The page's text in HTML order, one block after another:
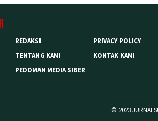
REDAKSI
PRIVACY POLICY
TENTANG KAMI
KONTAK KAMI
PEDOMAN MEDIA SIBER
© 2023